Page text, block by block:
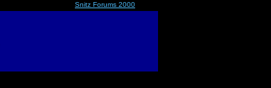
Snitz Forums 2000